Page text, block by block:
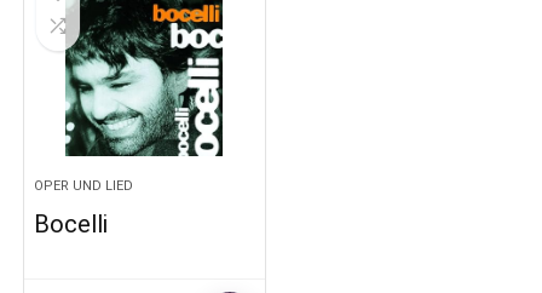
OPER UND LIED
Bocelli